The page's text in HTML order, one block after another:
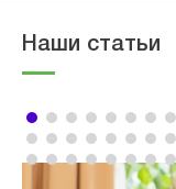
Наши статьи